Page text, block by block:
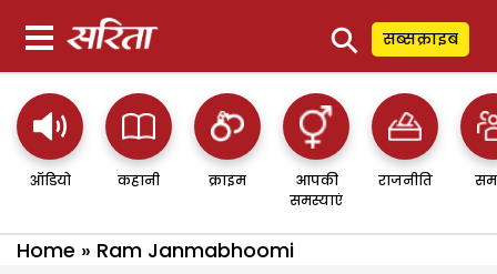
⚲ सब्सक्राइब
ऑडियो कहानी क्राइम
आपकी
समस्याएं
राजनीति
Home » Ram Janmabhoomi